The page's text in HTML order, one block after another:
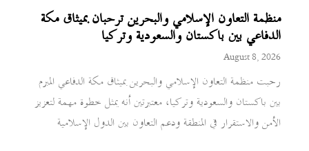
منظمة التعاون الإسلامي والبحرين ترحبان بميثاق مكة
الدفاعي بين باكستان والسعودية وتركيا
August 8, 2026
رحبت منظمة التعاون الإسلامي والبحرين بميثاق مكة الدفاعي المبرم
بين باكستان والسعودية وتركيا، معتبرتين أنه يمثل خطوة مهمة لتعزيز
الأمن والاستقرار في المنطقة ودعم التعاون بين الدول الإسلامية